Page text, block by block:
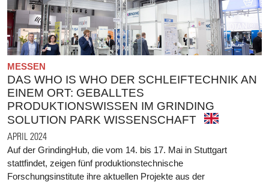
MESSEN
DAS WHO IS WHO DER SCHLEIFTECHNIK AN
EINEM ORT: GEBALLTES
PRODUKTIONSWISSEN IM GRINDING
SOLUTION PARK WISSENSCHAFT
APRIL 2024
Auf der GrindingHub, die vom 14. bis 17. Mai in Stuttgart
stattfindet, zeigen fünf produktionstechnische
Forschungsinstitute ihre aktuellen Projekte aus der